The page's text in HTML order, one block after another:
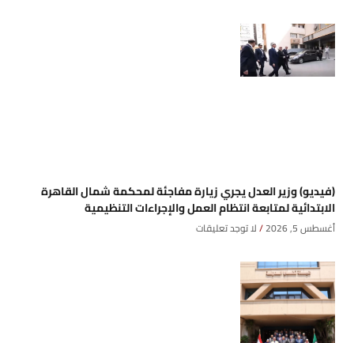
(فيديو) وزير العدل يجري زيارة مفاجئة لمحكمة شمال القاهرة
الابتدائية لمتابعة انتظام العمل والإجراءات التنظيمية
أغسطس 5, 2026 لا توجد تعليقات